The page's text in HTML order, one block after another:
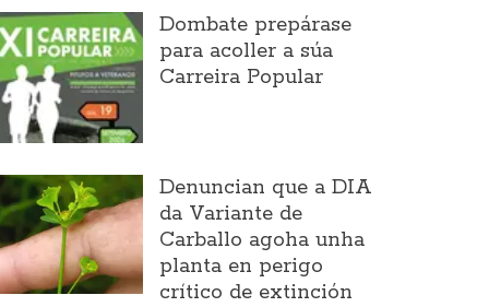
Dombate prepárase
para acoller a súa
Carreira Popular
Denuncian que a DIA
da Variante de
Carballo agoha unha
planta en perigo
crítico de extinción